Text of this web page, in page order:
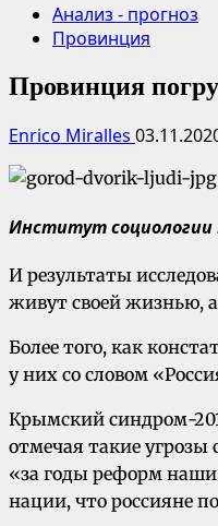
Анализ - прогноз
Провинция
Провинция
Enrico Miralles
Институт социологии
И результаты
живут своей жизнью,
Более того, как
у них со словом
Крымский синдром-
отмечая такие угрозы
«за годы реформ наши
нации, что россияне